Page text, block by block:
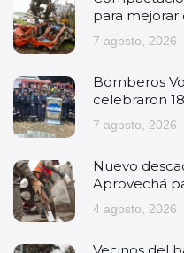
para
7 agosto, 2026
Bomberos
celebraron
7 agosto, 2026
Nuevo
Aprovechá
4 agosto, 2026